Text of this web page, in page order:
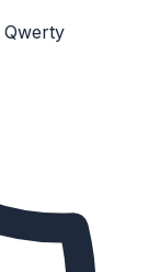
Qwerty